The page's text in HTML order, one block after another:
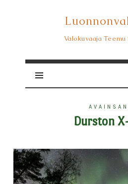
Valokuvaaja
Durston